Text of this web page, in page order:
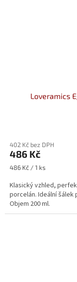
Loveramics
402 Kč bez DPH
486 Kč
Měrná
486 Kč / 1 ks
Klasický vzhled,
porcelán. Ideální
Objem 200 ml.